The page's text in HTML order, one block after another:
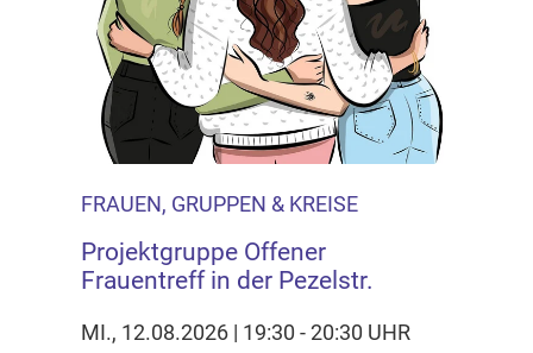
FRAUEN, GRUPPEN & KREISE
Projektgruppe Offener
Frauentreff in der Pezelstr.
MI., 12.08.2026 | 19:30 - 20:30 UHR